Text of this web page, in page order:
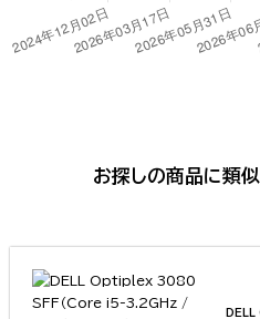
お探しの商品に類